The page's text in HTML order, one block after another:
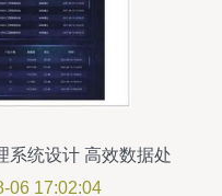
系统设计 高效数据处
路径
06 17:02:04